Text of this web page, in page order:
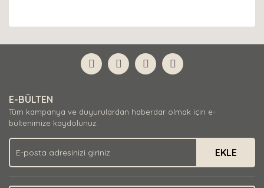
E-BÜLTEN
Tüm kampanya ve duyurulardan haberdar olmak için e-
bültenimize kaydolunuz.
EKLE